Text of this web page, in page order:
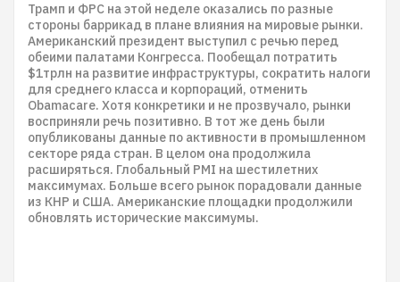
Трамп и ФРС на этой неделе оказались по разные
стороны баррикад в плане влияния на мировые рынки.
Американский президент выступил с речью перед
обеими палатами Конгресса. Пообещал потратить
$1трлн на развитие инфраструктуры, сократить налоги
для среднего класса и корпораций, отменить
Obamacare. Хотя конкретики и не прозвучало, рынки
восприняли речь позитивно. В тот же день были
опубликованы данные по активности в промышленном
секторе ряда стран. В целом она продолжила
расширяться. Глобальный PMI на шестилетних
максимумах. Больше всего рынок порадовали данные
из КНР и США. Американские площадки продолжили
обновлять исторические максимумы.